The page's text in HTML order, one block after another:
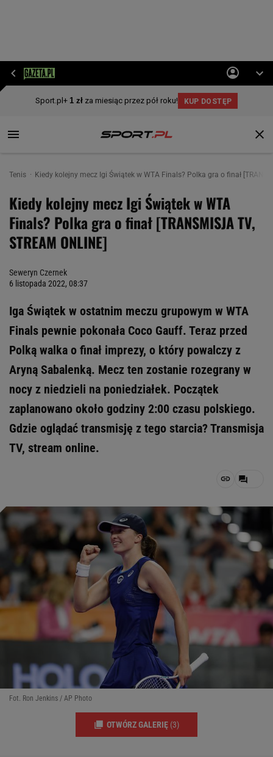
Tenis Kiedy kolejny mecz Igi Świątek w WTA Finals? Polka gra o finał
Kiedy kolejny mecz Igi Świątek w WTA
Finals? Polka gra o finał [TRANSMISJA TV,
STREAM ONLINE]
Seweryn Czernek
6 listopada 2022, 08:37
Iga Świątek w ostatnim meczu grupowym w WTA
Finals pewnie pokonała Coco Gauff. Teraz przed
Polką walka o finał imprezy, o który powalczy z
Aryną Sabalenką. Mecz ten zostanie rozegrany w
nocy z niedzieli na poniedziałek. Początek
zaplanowano około godziny 2:00 czasu polskiego.
Gdzie oglądać transmisję z tego starcia? Transmisja
TV, stream online.
Fot. Ron Jenkins / AP Photo
OTWÓRZ GALERIĘ (3)